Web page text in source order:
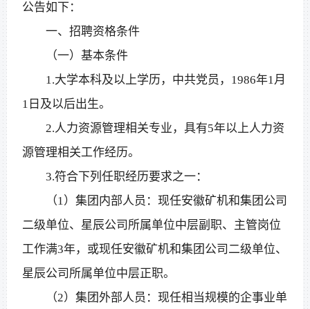
公告如下：
一、招聘资格条件
（一）基本条件
1.大学本科及以上学历，中共党员，1986年1月
1日及以后出生。
2.人力资源管理相关专业，具有5年以上人力资
源管理相关工作经历。
3.符合下列任职经历要求之一：
（1）集团内部人员：现任安徽矿机和集团公司
二级单位、星辰公司所属单位中层副职、主管岗位
工作满3年，或现任安徽矿机和集团公司二级单位、
星辰公司所属单位中层正职。
（2）集团外部人员：现任相当规模的企事业单